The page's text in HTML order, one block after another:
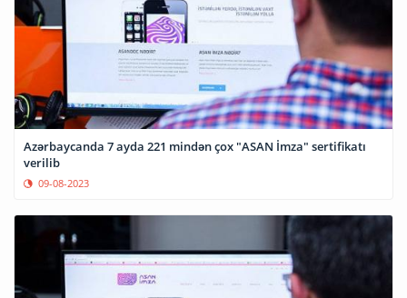
Azərbaycanda 7 ayda 221 mindən çox "ASAN İmza" sertifikatı
verilib
09-08-2023